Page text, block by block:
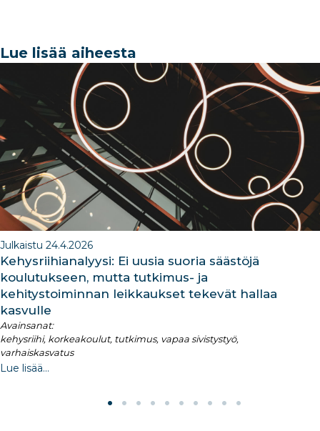
e
o
o
k
e
dI
n
e
ra dI
Lue lisää aiheesta
Julkaistu 24.4.2026
Kehysriihianalyysi: Ei uusia suoria säästöjä
koulutukseen, mutta tutkimus- ja
kehitystoiminnan leikkaukset tekevät hallaa
kasvulle
Avainsanat:
kehysriihi, korkeakoulut, tutkimus, vapaa sivistystyö,
varhaiskasvatus
Lue lisää...